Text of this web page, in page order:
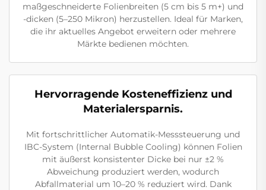
maßgeschneiderte Folienbreiten (5 cm bis 5 m+) und
-dicken (5–250 Mikron) herzustellen. Ideal für Marken,
die ihr aktuelles Angebot erweitern oder mehrere
Märkte bedienen möchten.
Hervorragende Kosteneffizienz und
Materialersparnis.
Mit fortschrittlicher Automatik-Messsteuerung und
IBC-System (Internal Bubble Cooling) können Folien
mit äußerst konsistenter Dicke bei nur ±2 %
Abweichung produziert werden, wodurch
Abfallmaterial um 10–20 % reduziert wird. Dank